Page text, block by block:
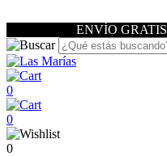
ENVÍO
0
0
0